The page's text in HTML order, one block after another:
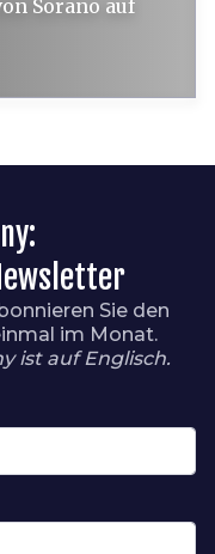
Sorano auf
Sie den
im Monat.
ist auf Englisch.